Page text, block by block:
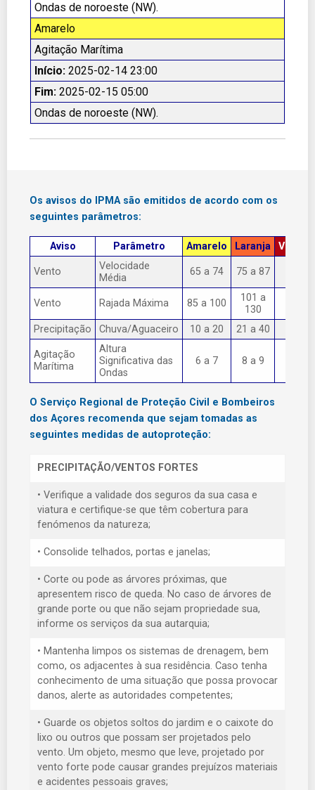
Ondas de noroeste (NW).
Amarelo
Agitação Marítima
Início: 2025-02-14 23:00
Fim: 2025-02-15 05:00
Ondas de noroeste (NW).
Os avisos do IPMA são emitidos de acordo com os
seguintes parâmetros:
Aviso Parâmetro Amarelo Laranja
Vento
Velocidade
Média
65 a 74 75 a 87
Vento Rajada Máxima 85 a 100
101 a
130
Precipitação Chuva/Aguaceiro 10 a 20 21 a 40
Agitação
Marítima
Altura
Significativa das
Ondas
6 a 7 8 a 9
O Serviço Regional de Proteção Civil e Bombeiros
dos Açores recomenda que sejam tomadas as
seguintes medidas de autoproteção:
PRECIPITAÇÃO/VENTOS FORTES
• Verifique a validade dos seguros da sua casa e
viatura e certifique-se que têm cobertura para
fenómenos da natureza;
• Consolide telhados, portas e janelas;
• Corte ou pode as árvores próximas, que
apresentem risco de queda. No caso de árvores de
grande porte ou que não sejam propriedade sua,
informe os serviços da sua autarquia;
• Mantenha limpos os sistemas de drenagem, bem
como, os adjacentes à sua residência. Caso tenha
conhecimento de uma situação que possa provocar
danos, alerte as autoridades competentes;
• Guarde os objetos soltos do jardim e o caixote do
lixo ou outros que possam ser projetados pelo
vento. Um objeto, mesmo que leve, projetado por
vento forte pode causar grandes prejuízos materiais
e acidentes pessoais graves;